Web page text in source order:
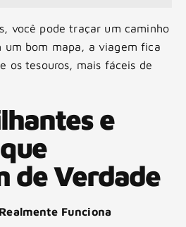
você pode traçar um caminho
um bom mapa, a viagem fica
os tesouros, mais fáceis de
e
de Verdade
Funciona